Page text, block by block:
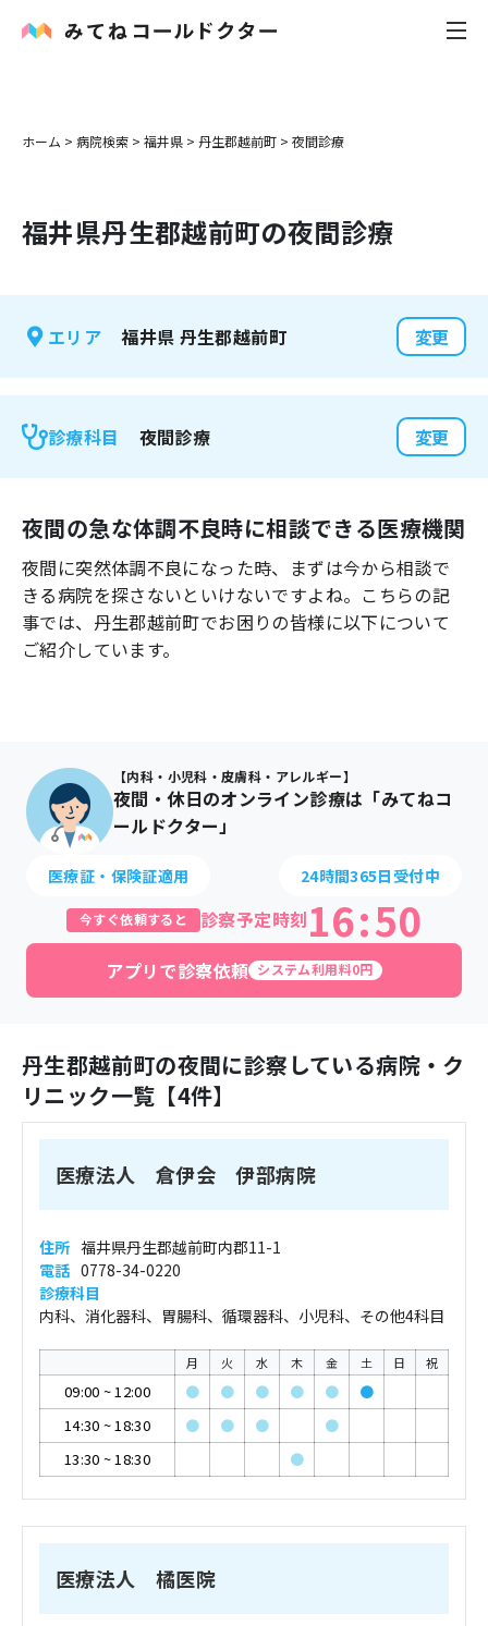
内科
花粉症
感染症
よくあるご質問
ホーム > 病院検索 > 福井県 > 丹生郡越前町 > 夜間診療
福井県丹生郡越前町の夜間診療
エリア 福井県 丹生郡越前町 変更
診療科目 夜間診療 変更
夜間の急な体調不良時に相談できる医療機関
夜間に突然体調不良になった時、まずは今から相談で
きる病院を探さないといけないですよね。こちらの記
事では、 丹生郡越前町でお困りの皆様に以下について
ご紹介しています。
【内科・小児科・皮膚科・アレルギー】
夜間・休日のオンライン診療は「みてねコ
ールドクター」
医療証・保険証適用 24時間365日受付中
今すぐ依頼すると 診察予定時刻16:50
アプリで診察依頼 システム利用料0円
丹生郡越前町の夜間に診察している病院・ク
リニック一覧【4件】
医療法人 倉伊会 伊部病院
住所 福井県丹生郡越前町内郡11-1
電話 0778-34-0220
診療科目
内科、消化器科、胃腸科、循環器科、小児科、その他4科目
月 火 水 木 金 土 日 祝
09:00 ~12:00 ● ● ● ● ●
●
14:30 ~18:30 ● ● ●
●
13:30 ~18:30 ●
医療法人 橘医院